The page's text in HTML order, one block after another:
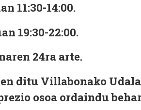
11:30-14:00.
19:30-22:00.
24ra arte.
ditu Villabonako
osoa ordaindu